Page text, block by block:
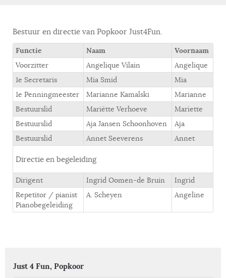
Bestuur en directie van Popkoor Just4Fun.
Functie Naam
Voornaam
Voorzitter
Angelique Vilain
Angelique
1e Secretaris
Mia Smid
Mia
1e Penningmeester
Marianne Kamalski
Marianne
Bestuurslid
Mariëtte Verhoeve
Mariette
Bestuurslid
Aja Jansen Schoonhoven
Aja
Bestuurslid
Annet Seeverens Annet
Directie en begeleiding
Dirigent Ingrid Oomen-de Bruin
Ingrid
Repetitor / pianist
Pianobegeleiding
A. Scheyen Angeline
Just 4 Fun, Popkoor